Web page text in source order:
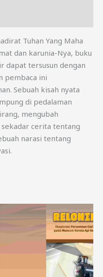
Tuhan Yang Maha
dan karunia-Nya, buku
dapat tersusun dengan
pembaca ini
Sebuah kisah nyata
di pedalaman
mengubah
cerita tentang
narasi tentang